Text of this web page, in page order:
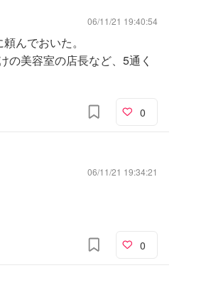
06/11/21 19:40:54
んでおいた。
の美容室の店長など、5通く
0
06/11/21 19:34:21
0